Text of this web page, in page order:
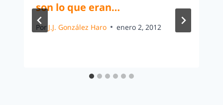
son lo que eran…
Por J.J. González Haro enero 2, 2012